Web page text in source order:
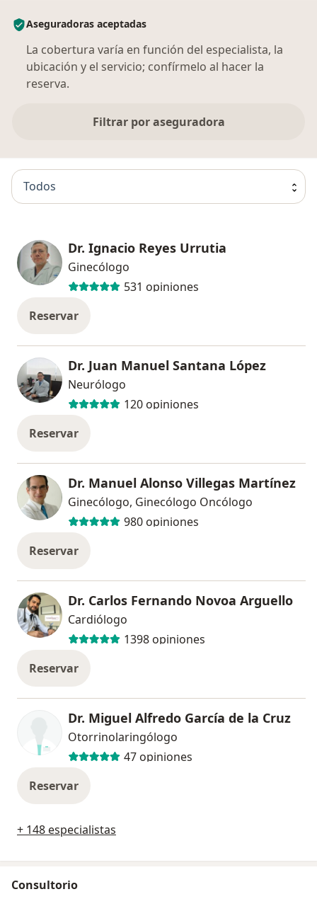
Aseguradoras aceptadas
La cobertura varía en función del especialista, la
ubicación y el servicio; confírmelo al hacer la
reserva.
Filtrar por aseguradora
Todos
Dr. Ignacio Reyes Urrutia
Ginecólogo
531 opiniones
Reservar
Dr. Juan Manuel Santana López
Neurólogo
120 opiniones
Reservar
Dr. Manuel Alonso Villegas Martínez
Ginecólogo, Ginecólogo Oncólogo
980 opiniones
Reservar
Dr. Carlos Fernando Novoa Arguello
Cardiólogo
1398 opiniones
Reservar
Dr. Miguel Alfredo García de la Cruz
Otorrinolaringólogo
47 opiniones
Reservar
+ 148 especialistas
Consultorio